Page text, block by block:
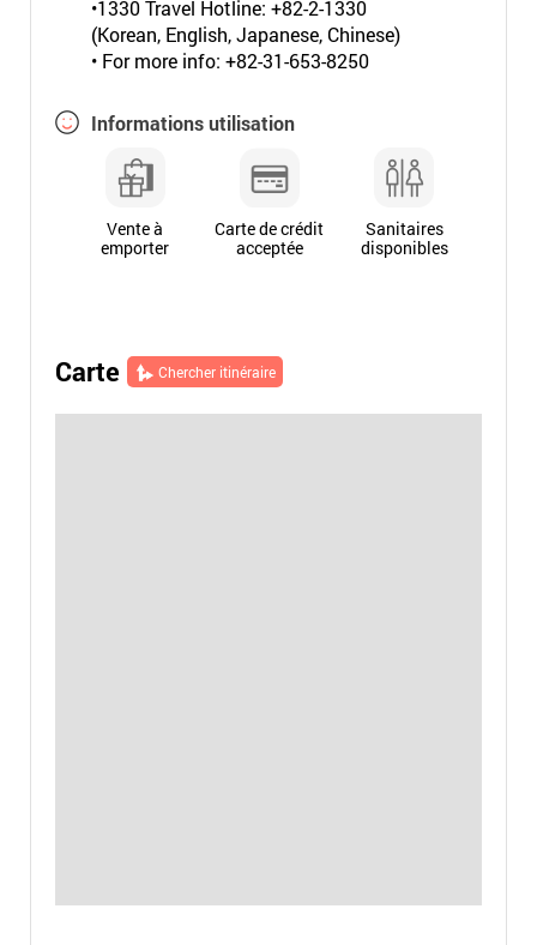
•1330 Travel Hotline: +82-2-1330
(Korean, English, Japanese, Chinese)
• For more info: +82-31-653-8250
Informations utilisation
Vente à
emporter
Carte de crédit
acceptée
Sanitaires
disponibles
Carte Chercher itinéraire